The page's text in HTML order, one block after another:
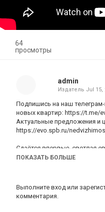
64
просмотры
admin
Издатель Jul 15,
Подпишись на наш
новых квартир: https://t.me/
Актуальные предложения и
https://evo.spb.ru/
Сдаётся впервые, светлая
"Чёрная речка"
Предлагается в аренду
длительный срок в
ПОКАЗАТЬ БОЛЬШЕ
Выполните вход или
комментария.